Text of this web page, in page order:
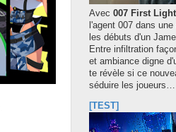
Avec 007 First Light
l'agent 007 dans
les débuts d'un
Entre infiltration
et ambiance digne
te révèle si ce
séduire les joueurs…
[TEST]